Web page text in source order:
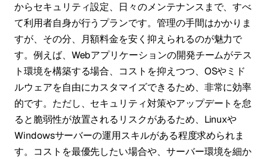
からセキュリティ設定、日々のメンテナンスまで、すべ
て利用者自身が行うプランです。管理の手間はかかりま
すが、その分、月額料金を安く抑えられるのが魅力で
す。例えば、Webアプリケーションの開発チームがテス
ト環境を構築する場合、コストを抑えつつ、OSやミド
ルウェアを自由にカスタマイズできるため、非常に効率
的です。ただし、セキュリティ対策やアップデートを怠
ると脆弱性が放置されるリスクがあるため、Linuxや
Windowsサーバーの運用スキルがある程度求められま
す。コストを最優先したい場合や、サーバー環境を細か